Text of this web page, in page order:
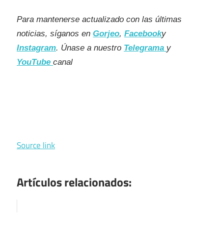
Para mantenerse actualizado con las últimas
noticias, síganos en Gorjeo, Facebooky
Instagram. Únase a nuestro Telegrama y
YouTube canal
Source link
Artículos relacionados: